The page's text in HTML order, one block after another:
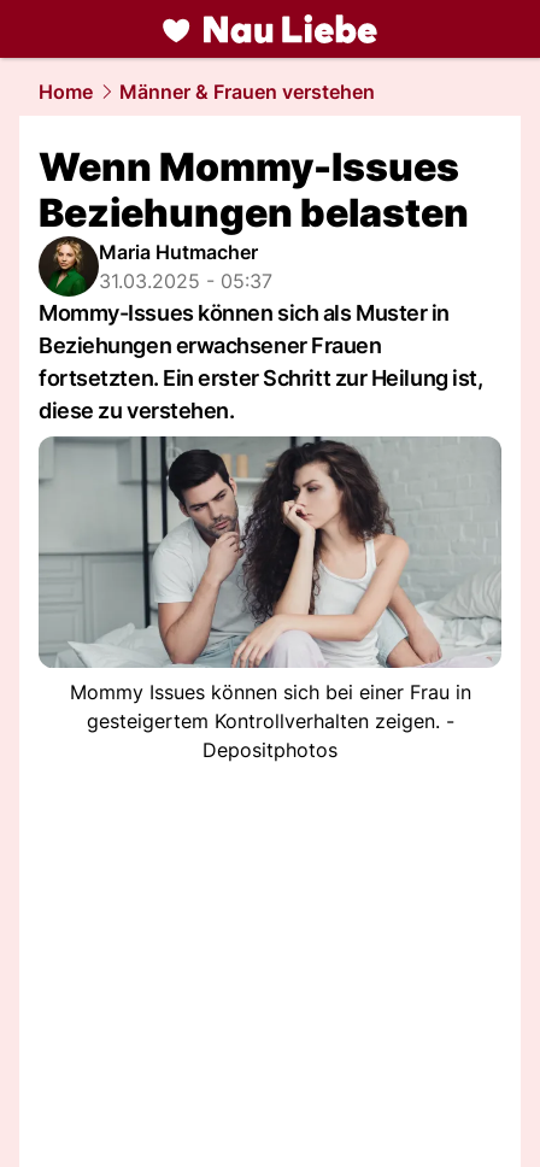
liebe.NAU.ch
Home Männer & Frauen verstehen
Wenn Mommy-Issues
Beziehungen belasten
Maria Hutmacher
31.03.2025 - 05:37
Mommy-Issues können sich als Muster in
Beziehungen erwachsener Frauen
fortsetzten. Ein erster Schritt zur Heilung ist,
diese zu verstehen.
Mommy Issues können sich bei einer Frau in
gesteigertem Kontrollverhalten zeigen. -
Depositphotos